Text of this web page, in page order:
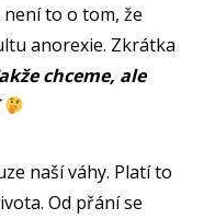
to o tom, že
anorexie. Zkrátka
chceme, ale
naší váhy. Platí to
Od přání se